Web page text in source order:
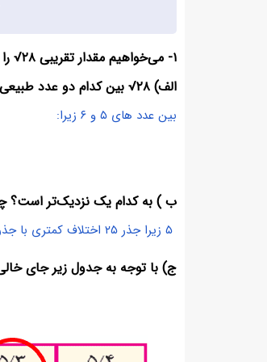
۱- می‌خواهیم مقدار تقریبی ۲۸√ را به دست آوریم.
الف) ۲۸√ بین کدام دو عدد طبیعی قرار دارد؟ چرا؟
بین عدد های ۵ و ۶ زیرا:
ب ) به کدام یک نزدیک‌تر است؟
ج) با توجه به جدول زیر جای